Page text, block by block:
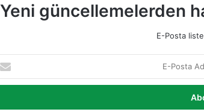
Yeni güncellemelerden
E-Posta